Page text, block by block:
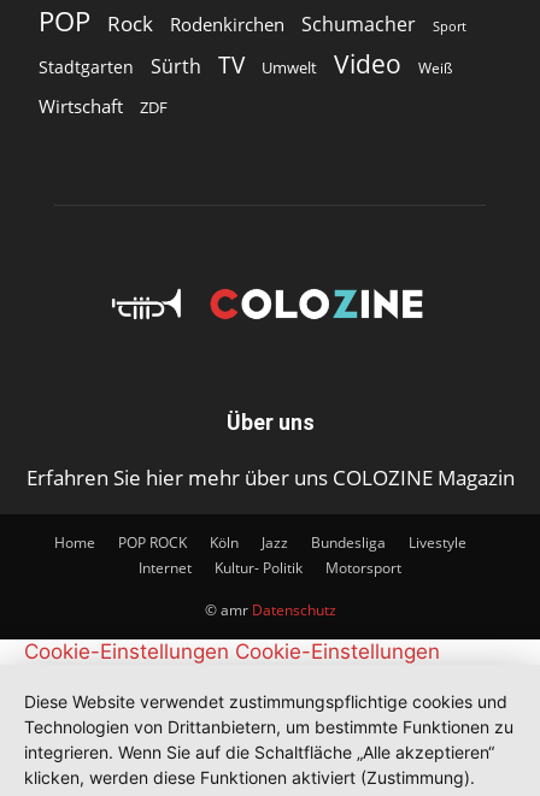
POP Rock Rodenkirchen Schumacher Sport
Stadtgarten Sürth TV Umwelt Video Weiß
Wirtschaft ZDF
Über uns
Erfahren Sie hier mehr über uns COLOZINE Magazin
Home POP ROCK Köln Jazz Bundesliga
Livestyle
Internet
Kultur- Politik Motorsport
© amr Datenschutz
Cookie-Einstellungen Cookie-Einstellungen
Diese Website verwendet zustimmungspflichtige cookies und
Technologien von Drittanbietern, um bestimmte Funktionen zu
integrieren. Wenn Sie auf die Schaltfläche „Alle akzeptieren“
klicken, werden diese Funktionen aktiviert (Zustimmung).